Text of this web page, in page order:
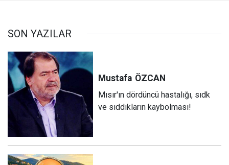
SON YAZILAR
Mustafa ÖZCAN
Mısır'ın dördüncü hastalığı, sıdk
ve sıddıkların kaybolması!